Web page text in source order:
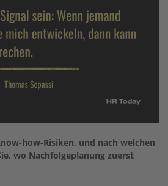
how-Risiken, und nach welchen
wo Nachfolgeplanung zuerst